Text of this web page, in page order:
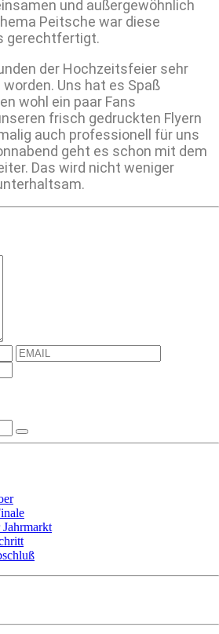
und außergewöhnlich
Peitsche war diese
gerechtfertigt.
der Hochzeitsfeier sehr
Uns hat es Spaß
wohl ein paar Fans
frisch gedruckten Flyern
auch professionell für uns
geht es schon mit dem
Das wird nicht weniger